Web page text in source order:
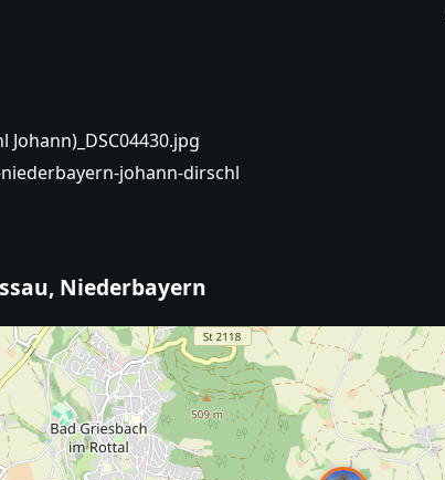
Johann)_DSC04430.jpg
johann-dirschl
Niederbayern